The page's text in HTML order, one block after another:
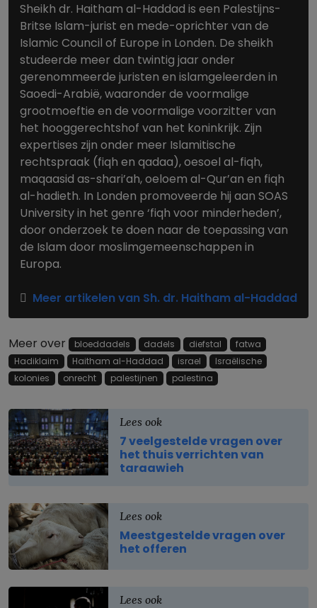
Sheikh dr. Haitham al-Haddad is een Palestijns-
Britse Islam-jurist en mede-oprichter van de
Islamic Council of Europe in Londen. De sheikh
studeerde meer dan twintig jaar onder
gerenommeerde juristen en islamgeleerden in
Saoedi-Arabië, waaronder de voormalige
grootmoeftie en de voormalige voorzitter van
het hooggerechtshof van het koninkrijk. Zijn
expertises zijn onder meer Islamitische
rechtspraak (fiqh en qadaa), oesoel al-fiqh,
maqaasid as-shari’ah, oeloem al-Qur’an en fiqh
al-hadieth. In Londen promoveerde hij aan SOAS
University in het genre ‘fiqh voor minderheden’,
door onderzoek te doen naar de toepassing van
de Islam door moslimgemeenschappen in
Europa.
Meer artikelen van Sh. dr. Haitham al-Haddad
Meer over bloeddadels dadels diefstal
fatwa
Hadiklaim
Haitham al-Haddad israel
Israëlische
kolonies
onrecht palestijnen palestina
Lees ook
7 veelgestelde vragen over
het thuis verrichten van
taraawieh
Lees ook
Meestgestelde vragen over
het offeren
Lees ook